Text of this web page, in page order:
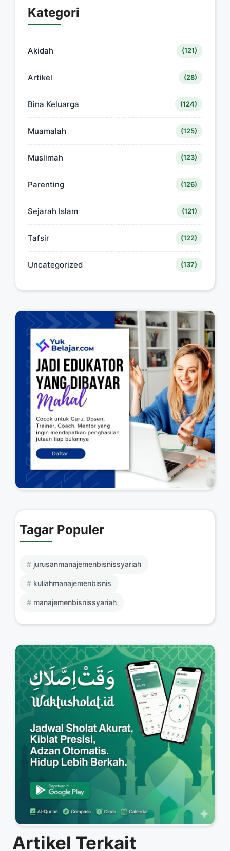
Kategori
Akidah (121)
Artikel (28)
Bina Keluarga (124)
Muamalah (125)
Muslimah (123)
Parenting (126)
Sejarah Islam (121)
Tafsir (122)
Uncategorized (137)
Tagar Populer
jurusanmanajemenbisnissyariah
kuliahmanajemenbisnis
manajemenbisnissyariah
Artikel Terkait